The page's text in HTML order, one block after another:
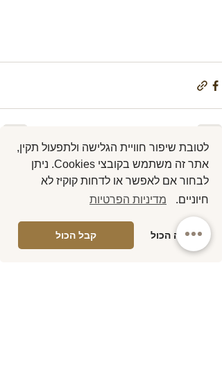
לטובת שיפור חוויית הגלישה ולתפעול תקין,
אתר זה משתמש בקובצי Cookies. ניתן
לבחור אם לאפשר או לדחות קוקיז לא
חיוניים.
מדיניות הפרטיות
דחה הכול קבל הכול
פוסטים אחרונים הצג הכול